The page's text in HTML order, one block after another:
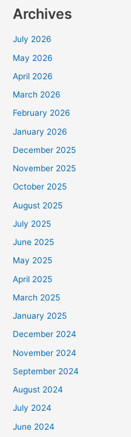
Archives
July 2026
May 2026
April 2026
March 2026
February 2026
January 2026
December 2025
November 2025
October 2025
August 2025
July 2025
June 2025
May 2025
April 2025
March 2025
January 2025
December 2024
November 2024
September 2024
August 2024
July 2024
June 2024